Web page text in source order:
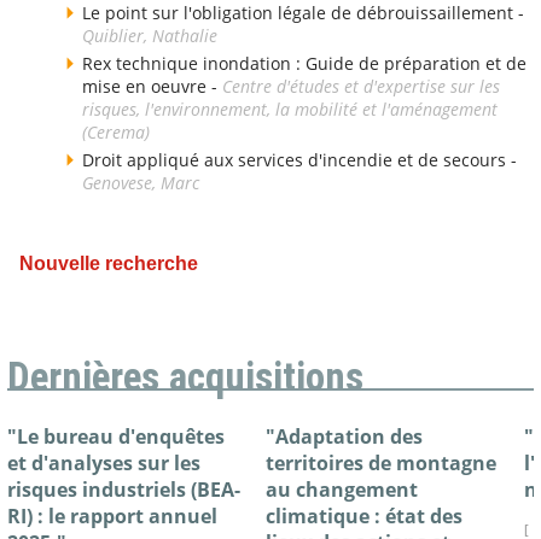
Le point sur l'obligation légale de débrouissaillement -
Quiblier, Nathalie
Rex technique inondation : Guide de préparation et de
mise en oeuvre - Centre d'études et d'expertise sur les
risques, l'environnement, la mobilité et l'aménagement
(Cerema)
Droit appliqué aux services d'incendie et de secours -
Genovese, Marc
Nouvelle recherche
Dernières acquisitions
"Le bureau d'enquêtes
et d'analyses sur les
risques industriels (BEA-
RI) : le rapport annuel
"Adaptation des
territoires de montagne
au changement
climatique : état des
[